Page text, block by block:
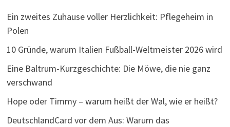
Ein zweites Zuhause voller Herzlichkeit: Pflegeheim in
Polen
10 Gründe, warum Italien Fußball-Weltmeister 2026 wird
Eine Baltrum-Kurzgeschichte: Die Möwe, die nie ganz
verschwand
Hope oder Timmy – warum heißt der Wal, wie er heißt?
DeutschlandCard vor dem Aus: Warum das